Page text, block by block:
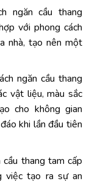
ngăn cầu thang
với phong cách
nhà, tạo nên một
ngăn cầu thang
vật liệu, màu sắc
cho không gian
khi lần đầu tiên
cầu thang tam cấp
việc tạo ra sự an